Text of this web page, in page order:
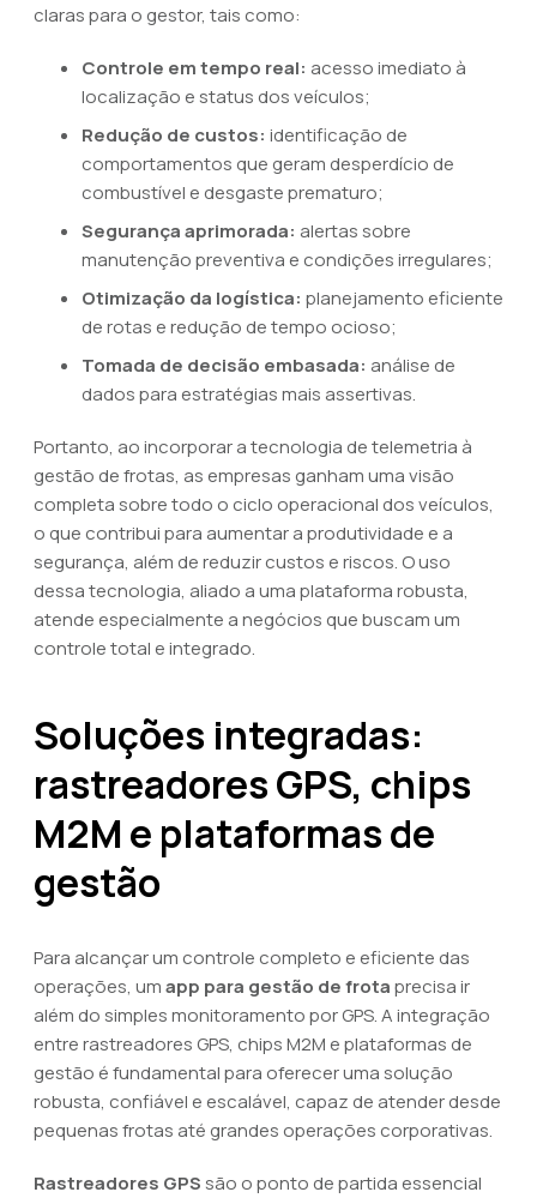
claras para o gestor, tais como:
Controle em tempo real: acesso imediato à
localização e status dos veículos;
Redução de custos: identificação de
comportamentos que geram desperdício de
combustível e desgaste prematuro;
Segurança aprimorada: alertas sobre
manutenção preventiva e condições irregulares;
Otimização da logística: planejamento eficiente
de rotas e redução de tempo ocioso;
Tomada de decisão embasada: análise de
dados para estratégias mais assertivas.
Portanto, ao incorporar a tecnologia de telemetria à
gestão de frotas, as empresas ganham uma visão
completa sobre todo o ciclo operacional dos veículos,
o que contribui para aumentar a produtividade e a
segurança, além de reduzir custos e riscos. O uso
dessa tecnologia, aliado a uma plataforma robusta,
atende especialmente a negócios que buscam um
controle total e integrado.
Soluções integradas:
rastreadores GPS, chips
M2M e plataformas de
gestão
Para alcançar um controle completo e eficiente das
operações, umapp para gestão de frotaprecisa ir
além do simples monitoramento por GPS. A integração
entre rastreadores GPS, chips M2M e plataformas de
gestão é fundamental para oferecer uma solução
robusta, confiável e escalável, capaz de atender desde
pequenas frotas até grandes operações corporativas.
Rastreadores GPS são o ponto de partida essencial